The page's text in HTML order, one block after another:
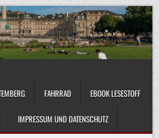
FAHRRAD EBOOK LESESTOFF
IMPRESSUM UND DATENSCHUTZ